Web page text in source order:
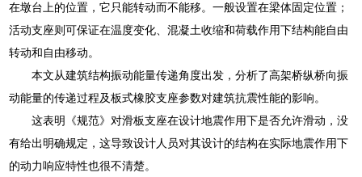
在墩台上的位置，它只能转动而不能移。一般设置在梁体固定位置；
活动支座则可保证在温度变化、混凝土收缩和荷载作用下结构能自由
转动和自由移动。
本文从建筑结构振动能量传递角度出发，分析了高架桥纵桥向振
动能量的传递过程及板式橡胶支座参数对建筑抗震性能的影响。
这表明《规范》对滑板支座在设计地震作用下是否允许滑动，没
有给出明确规定，这导致设计人员对其设计的结构在实际地震作用下
的动力响应特性也很不清楚。